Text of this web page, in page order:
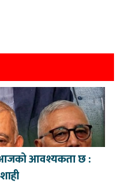
आजको आवश्यकता छ :